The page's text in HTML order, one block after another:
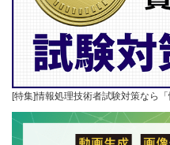
[特集]情報処理技術者試験対策なら